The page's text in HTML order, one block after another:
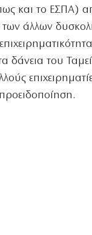
και το ΕΣΠΑ)
των άλλων
δάνεια του